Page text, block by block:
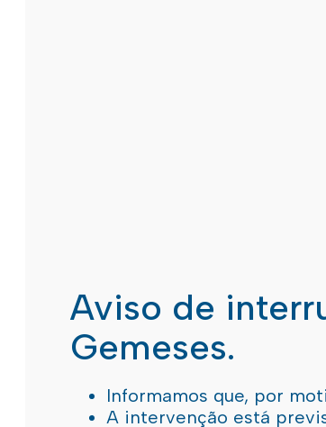
Aviso de
Gemeses.
Informamos que, por
A intervenção está